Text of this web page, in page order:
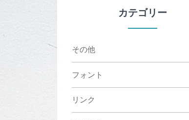
カテゴリー
その他
フォント
リンク